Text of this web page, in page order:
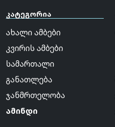
კატეგორია
ახალი ამბები
კვირის ამბები
სამართალი
განათლება
ჯანმრთელობა
ამინდი